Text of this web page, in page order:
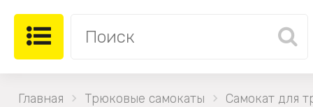
Главная Трюковые самокаты Самокат для